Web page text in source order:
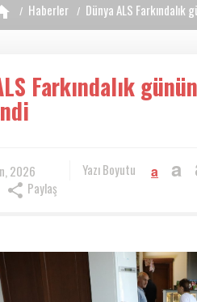
Haberler Dünya ALS
Farkındalık
2026 Yazı Boyutu a a
Paylaş